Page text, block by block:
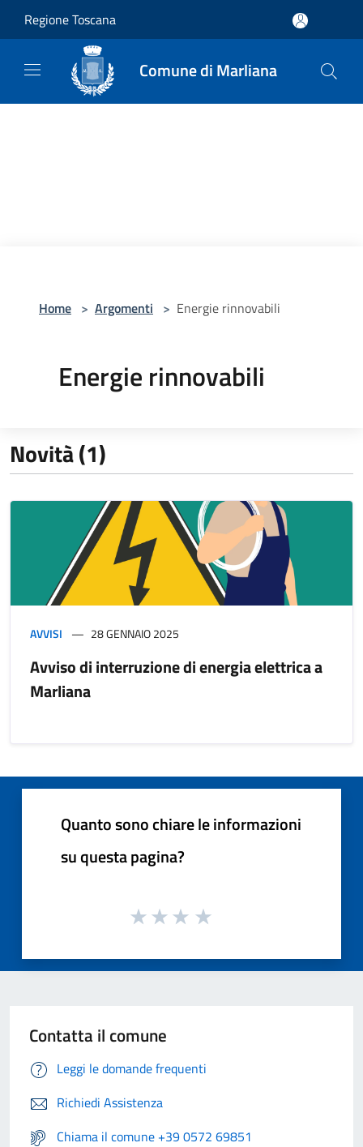
Regione Toscana
Comune di Marliana
Home > Argomenti > Energie rinnovabili
Energie rinnovabili
Novità (1)
AVVISI 28 GENNAIO 2025
Avviso di interruzione di energia elettrica a
Marliana
Quanto sono chiare le informazioni
su questa pagina?
Contatta il comune
Leggi le domande frequenti
Richiedi Assistenza
Chiama il comune +39 0572 69851